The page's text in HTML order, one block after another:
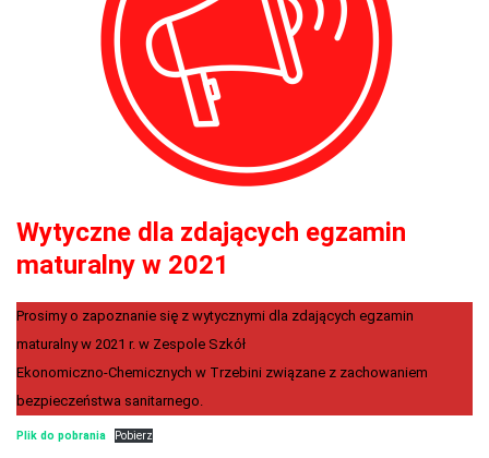
Wytyczne dla zdających egzamin
maturalny w 2021
Prosimy o zapoznanie się z wytycznymi dla zdających egzamin
maturalny w 2021 r. w Zespole Szkół
Ekonomiczno-Chemicznych w Trzebini związane z zachowaniem
bezpieczeństwa sanitarnego.
Plik do pobrania Pobierz